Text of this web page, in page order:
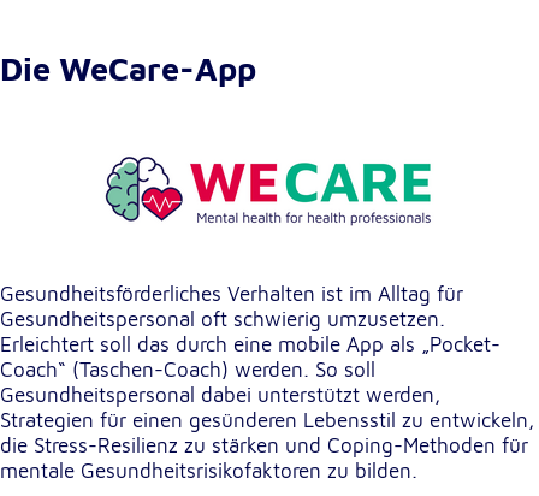
Die WeCare-App
Gesundheitsförderliches Verhalten ist im Alltag für
Gesundheitspersonal oft schwierig umzusetzen.
Erleichtert soll das durch eine mobile App als „Pocket-
Coach“ (Taschen-Coach) werden. So soll
Gesundheitspersonal dabei unterstützt werden,
Strategien für einen gesünderen Lebensstil zu entwickeln,
die Stress-Resilienz zu stärken und Coping-Methoden für
mentale Gesundheitsrisikofaktoren zu bilden.
Name:
_ga, _gid, _gac_gb_
Google LLC
Zweck:
Erhebung von Statistiken zur Website-Nutzung
24 Stunden - 2 Jahre
Google Tag Manager
Anbieter:
Google LLC